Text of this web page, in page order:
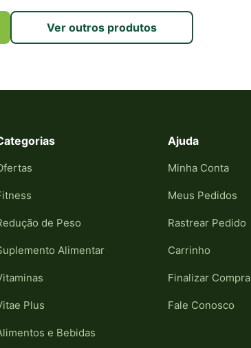
Ver outros produtos
de Peso
Alimentar
Plus
e Bebidas
Ajuda
Minha Conta
Meus Pedidos
Rastrear Pedido
Carrinho
Finalizar Compra
Fale Conosco